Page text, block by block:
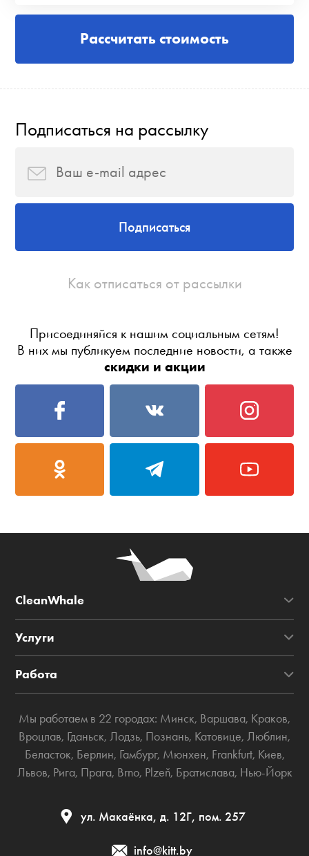
Рассчитать стоимость
Подписаться на рассылку
Подписаться
Как отписаться от рассылки
Присоединяйся к нашим социальным сетям!
В них мы публикуем последние новости, а также
скидки и акции
CleanWhale
Услуги
Работа
Мы работаем в 22 городах: Минск, Варшава, Краков,
Вроцлав, Гданьск, Лодзь, Познань, Катовице, Люблин,
Беласток, Берлин, Гамбург, Мюнхен, Frankfurt, Киев,
Львов, Рига, Прага, Brno, Plzeň, Братислава, Нью-Йорк
ул. Макаёнка, д. 12Г, пом. 257
info@kitt.by